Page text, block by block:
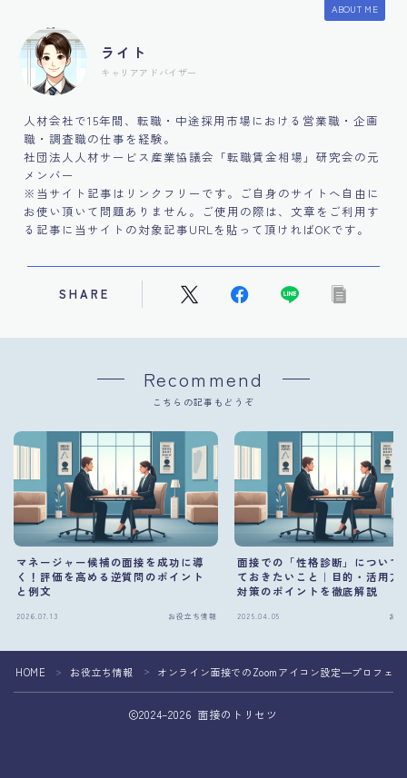
ABOUT ME
ライト
キャリアアドバイザー
人材会社で15年間、転職・中途採用市場における営業職・企画
職・調査職の仕事を経験。
社団法人人材サービス産業協議会「転職賃金相場」研究会の元
メンバー
※当サイト記事はリンクフリーです。ご自身のサイトへ自由に
お使い頂いて問題ありません。ご使用の際は、文章をご利用す
る記事に当サイトの対象記事URLを貼って頂ければOKです。
SHARE
Recommend
こちらの記事もどうぞ
マネージャー候補の面接を成功に導
く！評価を高める逆質問のポイント
と例文
2026.07.13 お役立ち情報
面接での「性格診断」について
ておきたいこと｜目的・活用方
対策のポイントを徹底解説
2025.04.05 お
HOME ＞ お役立ち情報 ＞ オンライン面接でのZoomアイコン設定―プロフェ
2024–2026 面接のトリセツ